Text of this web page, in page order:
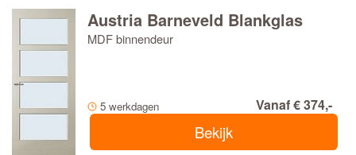
Austria Barneveld Blankglas
MDF binnendeur
5 werkdagen Vanaf € 374,-
Bekijk